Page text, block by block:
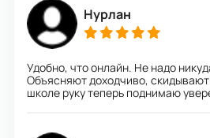
Нурлан
Удобно, что онлайн. Не надо
Объясняют доходчиво,
школе руку теперь поднимаю